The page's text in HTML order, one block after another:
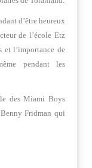
d’être heureux
de l’école Etz
et l’importance de
pendant les
des Miami Boys
Fridman qui